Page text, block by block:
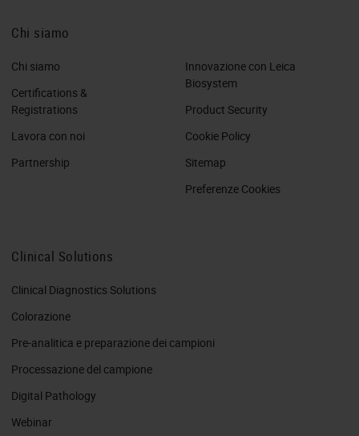
Chi siamo
Chi siamo
Certifications &
Registrations
Lavora con noi
Partnership
Innovazione con Leica
Biosystem
Product Security
Cookie Policy
Sitemap
Preferenze Cookies
Clinical Solutions
Clinical Diagnostics Solutions
Colorazione
Pre-analitica e preparazione dei campioni
Processazione del campione
Digital Pathology
Webinar